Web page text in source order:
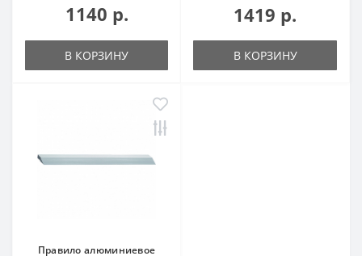
1140 р.
В КОРЗИНУ
1419 р.
В КОРЗИНУ
Правило алюминиевое